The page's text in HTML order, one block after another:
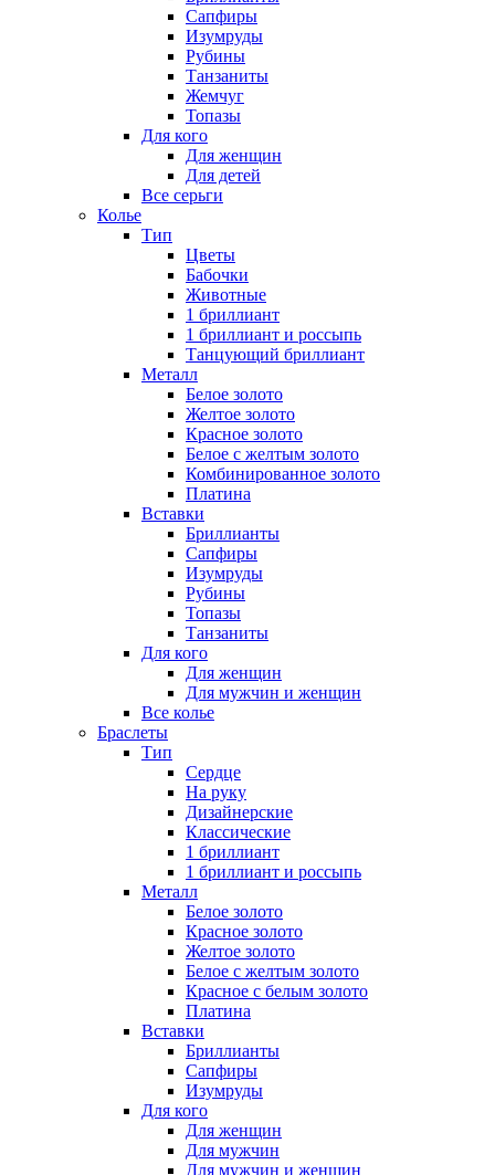
Сапфиры
Изумруды
Рубины
Танзаниты
Жемчуг
Топазы
Для кого
Для женщин
Для детей
Все серьги
Колье
Тип
Цветы
Бабочки
Животные
1 бриллиант
1 бриллиант и россыпь
Танцующий бриллиант
Металл
Белое золото
Желтое золото
Красное золото
Белое с желтым золото
Комбинированное золото
Платина
Вставки
Бриллианты
Сапфиры
Изумруды
Рубины
Топазы
Танзаниты
Для кого
Для женщин
Для мужчин и женщин
Все колье
Браслеты
Тип
Сердце
На руку
Дизайнерские
Классические
1 бриллиант
1 бриллиант и россыпь
Металл
Белое золото
Красное золото
Желтое золото
Белое с желтым золото
Красное с белым золото
Платина
Вставки
Бриллианты
Сапфиры
Изумруды
Для кого
Для женщин
Для мужчин
Для мужчин и женщин